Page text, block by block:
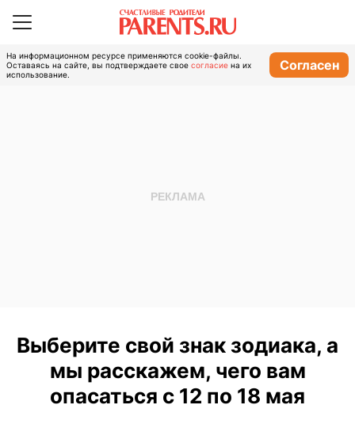
На информационном ресурсе применяются cookie-файлы.
Оставаясь на сайте, вы подтверждаете свое согласие на их
использование.
Согласен
Выберите свой знак зодиака, а
мы расскажем, чего вам
опасаться с 12 по 18 мая